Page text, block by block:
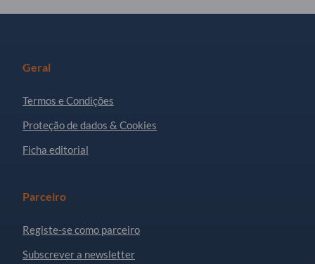
Geral
Termos e Condições
Proteção de dados & Cookies
Ficha editorial
Parceiro
Registe-se como parceiro
Subscrever a newsletter